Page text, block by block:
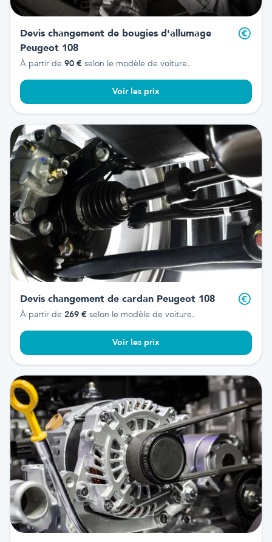
Devis changement de bougies d'allumage
Peugeot 108
À partir de 90 € selon le modèle de voiture.
Voir les prix
Devis changement de cardan Peugeot 108
À partir de 269 € selon le modèle de voiture.
Voir les prix